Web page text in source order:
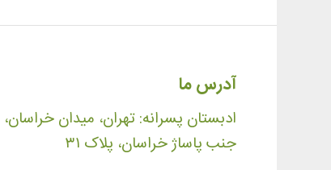
آدرس ما
ادبستان پسرانه: تهران، میدان خراسان،
جنب پاساژ خراسان، پلاک ۳۱